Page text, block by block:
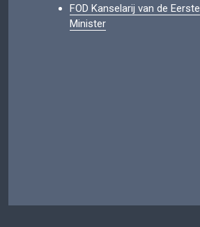
FOD Kanselarij van de Eerste
Minister